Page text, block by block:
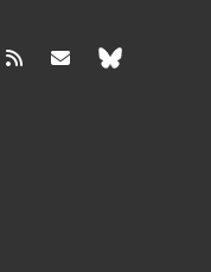
info@aida-archiv.de